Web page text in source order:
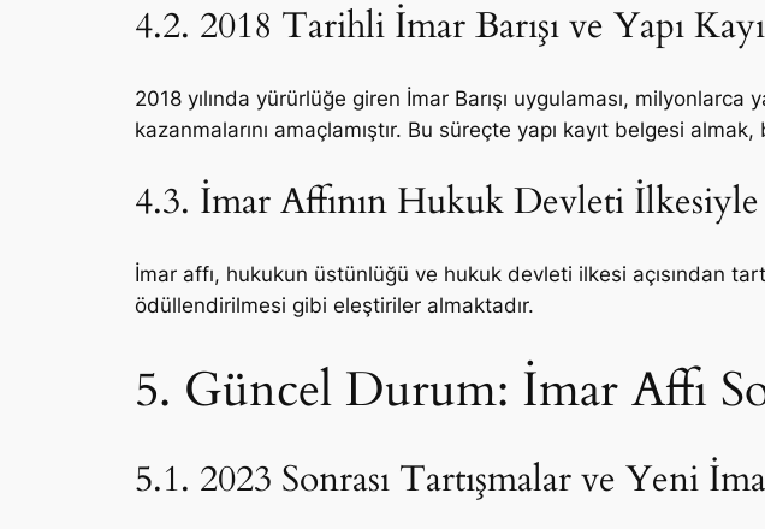
4.2. 2018 Tarihli İmar Barışı ve Yapı
2018 yılında yürürlüğe giren İmar Barışı uygulaması, milyonlarca
kazanmalarını amaçlamıştır. Bu süreçte yapı kayıt belgesi
4.3. İmar Affının Hukuk Devleti
İmar affı, hukukun üstünlüğü ve hukuk devleti ilkesi açısından
ödüllendirilmesi gibi eleştiriler almaktadır.
5. Güncel Durum: İmar Affı
5.1. 2023 Sonrası Tartışmalar ve Yeni